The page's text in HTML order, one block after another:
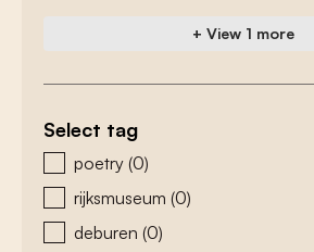
+ View 1 more
Select tag
zoeken - tags
poetry (0)
rijksmuseum (0)
deburen (0)